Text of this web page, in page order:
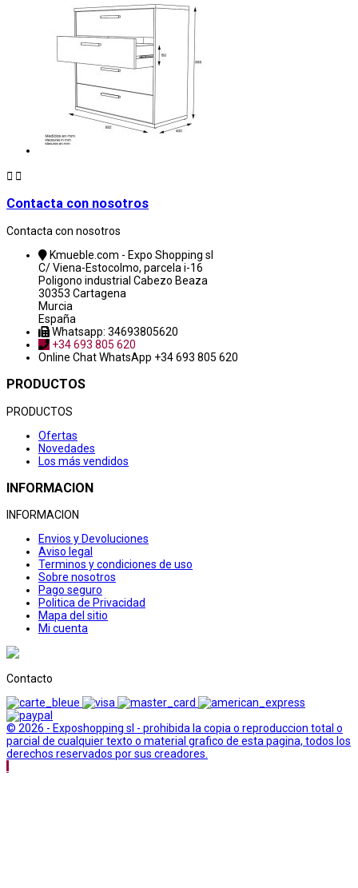
 
Contacta con nosotros
Contacta con nosotros
Kmueble.com - Expo Shopping sl
C/ Viena-Estocolmo, parcela i-16
Poligono industrial Cabezo Beaza
30353 Cartagena
Murcia
España
Whatsapp: 34693805620
+34 693 805 620
Online ChatWhatsApp +34 693 805 620
PRODUCTOS
PRODUCTOS
Ofertas
Novedades
Los más vendidos
INFORMACION
INFORMACION
Envios y Devoluciones
Aviso legal
Terminos y condiciones de uso
Sobre nosotros
Pago seguro
Politica de Privacidad
Mapa del sitio
Mi cuenta
Contacto
© 2026 - Exposhopping sl - prohibida la copia o reproduccion total o
parcial de cualquier texto o material grafico de esta pagina, todos los
derechos reservados por sus creadores.